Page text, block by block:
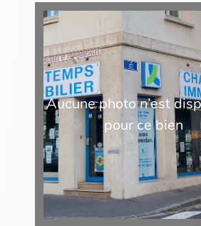
Aucune photo n’est
pour ce bien